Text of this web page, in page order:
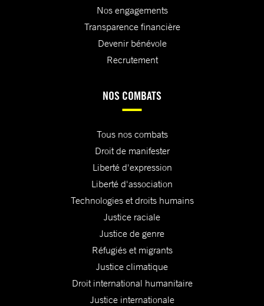
Nos engagements
Transparence financière
Devenir bénévole
Recrutement
NOS COMBATS
Tous nos combats
Droit de manifester
Liberté d'expression
Liberté d'association
Technologies et droits humains
Justice raciale
Justice de genre
Réfugiés et migrants
Justice climatique
Droit international humanitaire
Justice internationale